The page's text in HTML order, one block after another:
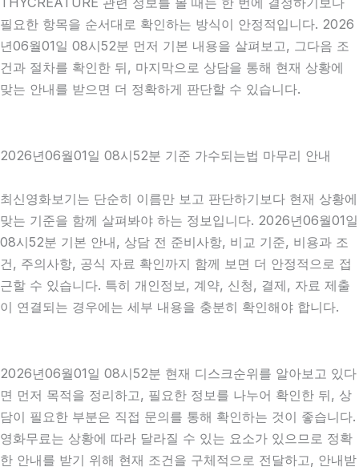
필요한 항목을 순서대로 확인하는 방식이 안정적입니다. 2026
년06월01일 08시52분 먼저 기본 내용을 살펴보고, 그다음 조
건과 절차를 확인한 뒤, 마지막으로 상담을 통해 현재 상황에
맞는 안내를 받으면 더 정확하게 판단할 수 있습니다.
2026년06월01일 08시52분 기준 가수되는법 마무리 안내
최신영화보기는 단순히 이름만 보고 판단하기보다 현재 상황에
맞는 기준을 함께 살펴봐야 하는 정보입니다. 2026년06월01일
08시52분 기본 안내, 상담 전 준비사항, 비교 기준, 비용과 조
건, 주의사항, 공식 자료 확인까지 함께 보면 더 안정적으로 접
근할 수 있습니다. 특히 개인정보, 계약, 신청, 결제, 자료 제출
이 연결되는 경우에는 세부 내용을 충분히 확인해야 합니다.
2026년06월01일 08시52분 현재 디스크순위를 알아보고 있다
면 먼저 목적을 정리하고, 필요한 정보를 나누어 확인한 뒤, 상
담이 필요한 부분은 직접 문의를 통해 확인하는 것이 좋습니다.
영화무료는 상황에 따라 달라질 수 있는 요소가 있으므로 정확
한 안내를 받기 위해 현재 조건을 구체적으로 전달하고, 안내받